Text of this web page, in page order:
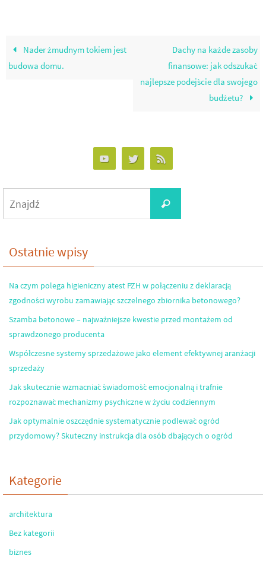
Nader żmudnym tokiem jest
budowa domu.
Dachy na każde zasoby
finansowe: jak odszukać
najlepsze podejście dla swojego
budżetu?
Znajdź
Ostatnie wpisy
Na czym polega higieniczny atest PZH w połączeniu z deklaracją
zgodności wyrobu zamawiając szczelnego zbiornika betonowego?
Szamba betonowe – najważniejsze kwestie przed montażem od
sprawdzonego producenta
Współczesne systemy sprzedażowe jako element efektywnej aranżacji
sprzedaży
Jak skutecznie wzmacniać świadomość emocjonalną i trafnie
rozpoznawać mechanizmy psychiczne w życiu codziennym
Jak optymalnie oszczędnie systematycznie podlewać ogród
przydomowy? Skuteczny instrukcja dla osób dbających o ogród
Kategorie
architektura
Bez kategorii
biznes